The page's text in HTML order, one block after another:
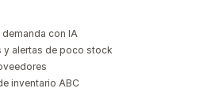
con IA
y alertas de poco stock
inventario ABC